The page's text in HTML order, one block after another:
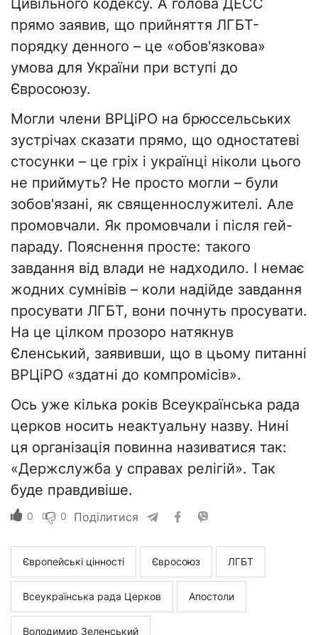
Цивільного кодексу. А голова ДЕСС
прямо заявив, що прийняття ЛГБТ-
порядку денного – це «обов'язкова»
умова для України при вступі до
Євросоюзу.
Могли члени ВРЦіРО на брюссельських
зустрічах сказати прямо, що одностатеві
стосунки – це гріх і українці ніколи цього
не приймуть? Не просто могли – були
зобов'язані, як священнослужителі. Але
промовчали. Як промовчали і після гей-
параду. Пояснення просте: такого
завдання від влади не надходило. І немає
жодних сумнівів – коли надійде завдання
просувати ЛГБТ, вони почнуть просувати.
На це цілком прозоро натякнув
Єленський, заявивши, що в цьому питанні
ВРЦіРО «здатні до компромісів».
Ось уже кілька років Всеукраїнська рада
церков носить неактуальну назву. Нині
ця організація повинна називатися так:
«Держслужба у справах релігій». Так
буде правдивіше.
0 0 Поділитися
Європейські цінності Євросоюз ЛГБТ
Всеукраїнська рада Церков Апостоли
Володимир Зеленський